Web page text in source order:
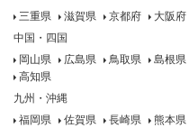
三重県
滋賀県 京都府 大阪府
中国・四国
岡山県
広島県 鳥取県 島根県
高知県
九州・沖縄
福岡県
佐賀県 長崎県 熊本県